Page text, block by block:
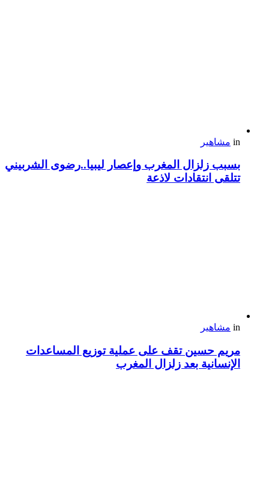
in مشاهير
بسبب زلزال المغرب وإعصار ليبيا..رضوى الشربيني
تتلقى انتقادات لاذعة
in مشاهير
مريم حسين تقف على عملية توزيع المساعدات
الإنسانية بعد زلزال المغرب